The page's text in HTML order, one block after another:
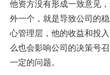
他资方没有形成一致意见
外一个，就是导致公司的
心管理层，他的收益和投
么也会影响公司的决策号
一定的问题。